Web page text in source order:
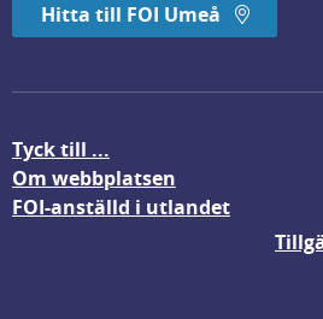
Hitta till FOI Umeå
Tyck till ...
Om webbplatsen
FOI-anställd i utlandet